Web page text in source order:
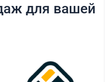
для вашей